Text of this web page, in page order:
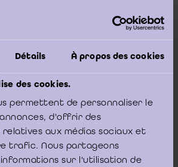
Détails À propos des cookies
des cookies.
permettent de personnaliser le
d'offrir des
aux médias sociaux et
trafic. Nous partageons
sur l'utilisation de
mission de contrôle légal, en tant
collaborateur ou employé du
ne peut accepter les mandats ou
à l'alinéa 1er qu'après qu'une
au moins ne se soit écoulée depuis
participé à la mission de
».